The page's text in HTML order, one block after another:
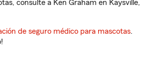
consulte a Ken Graham en Kaysville,
de seguro médico para mascotas.